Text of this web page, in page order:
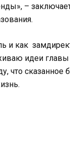
–
и как
идеи главы
что сказанное